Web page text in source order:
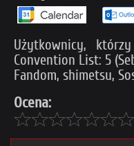
Użytkownicy,
Convention List: 5
Fandom, shimetsu,
Ocena: